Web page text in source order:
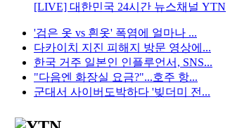
[LIVE] 대한민국 24시간 뉴스채널 YTN
'검은 옷 vs 흰옷' 폭염에 얼마나 ...
다카이치 지진 피해지 방문 영상에...
한국 거주 일본인 인플루언서, SNS...
"다음엔 화장실 요금?"...호주 항...
군대서 사이버도박하다 '빚더미 전...